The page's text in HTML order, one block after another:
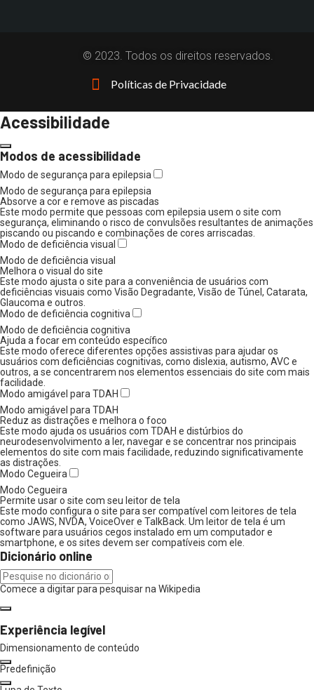
© 2023. Todos os direitos reservados.
Políticas de Privacidade
Acessibilidade
Modos de acessibilidade
Modo de segurança para epilepsia
Modo de segurança para epilepsia
Absorve a cor e remove as piscadas
Este modo permite que pessoas com epilepsia usem o site com
segurança, eliminando o risco de convulsões resultantes de animações
piscando ou piscando e combinações de cores arriscadas.
Modo de deficiência visual
Modo de deficiência visual
Melhora o visual do site
Este modo ajusta o site para a conveniência de usuários com
deficiências visuais como Visão Degradante, Visão de Túnel, Catarata,
Glaucoma e outros.
Modo de deficiência cognitiva
Modo de deficiência cognitiva
Ajuda a focar em conteúdo específico
Este modo oferece diferentes opções assistivas para ajudar os
usuários com deficiências cognitivas, como dislexia, autismo, AVC e
outros, a se concentrarem nos elementos essenciais do site com mais
facilidade.
Modo amigável para TDAH
Modo amigável para TDAH
Reduz as distrações e melhora o foco
Este modo ajuda os usuários com TDAH e distúrbios do
neurodesenvolvimento a ler, navegar e se concentrar nos principais
elementos do site com mais facilidade, reduzindo significativamente
as distrações.
Modo Cegueira
Modo Cegueira
Permite usar o site com seu leitor de tela
Este modo configura o site para ser compatível com leitores de tela
como JAWS, NVDA, VoiceOver e TalkBack. Um leitor de tela é um
software para usuários cegos instalado em um computador e
smartphone, e os sites devem ser compatíveis com ele.
Dicionário online
Comece a digitar para pesquisar na Wikipedia
Experiência legível
Dimensionamento de conteúdo
Predefinição